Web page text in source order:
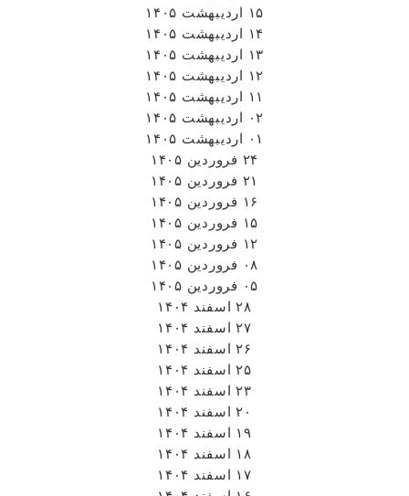
۱۵ اردیبهشت ۱۴۰۵
۱۴ اردیبهشت ۱۴۰۵
۱۳ اردیبهشت ۱۴۰۵
۱۲ اردیبهشت ۱۴۰۵
۱۱ اردیبهشت ۱۴۰۵
۰۲ اردیبهشت ۱۴۰۵
۰۱ اردیبهشت ۱۴۰۵
۲۴ فروردین ۱۴۰۵
۲۱ فروردین ۱۴۰۵
۱۶ فروردین ۱۴۰۵
۱۵ فروردین ۱۴۰۵
۱۲ فروردین ۱۴۰۵
۰۸ فروردین ۱۴۰۵
۰۵ فروردین ۱۴۰۵
۲۸ اسفند ۱۴۰۴
۲۷ اسفند ۱۴۰۴
۲۶ اسفند ۱۴۰۴
۲۵ اسفند ۱۴۰۴
۲۳ اسفند ۱۴۰۴
۲۰ اسفند ۱۴۰۴
۱۹ اسفند ۱۴۰۴
۱۸ اسفند ۱۴۰۴
۱۷ اسفند ۱۴۰۴